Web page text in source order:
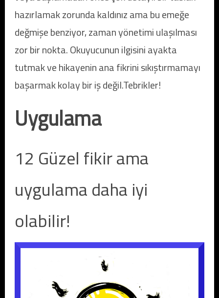
hazırlamak zorunda kaldınız ama bu emeğe
değmişe benziyor, zaman yönetimi ulaşılması
zor bir nokta. Okuyucunun ilgisini ayakta
tutmak ve hikayenin ana fikrini sıkıştırmamayı
başarmak kolay bir iş değil.Tebrikler!
Uygulama
12 Güzel fikir ama
uygulama daha iyi
olabilir!